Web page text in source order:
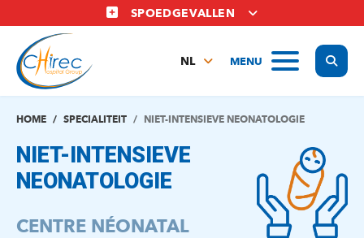
en
naar
inhoud
gaan
SPOEDGEVALLEN
MENU
NL
EN
HOME SPECIALITEIT NIET-INTENSIEVE NEONATOLOGIE
NIET-INTENSIEVE
NEONATOLOGIE
CENTRE NÉONATAL